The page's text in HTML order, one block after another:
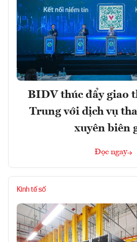
BIDV thúc đẩy giao
Trung với dịch vụ
xuyên biên
Đọc ngay
Kinh tế số